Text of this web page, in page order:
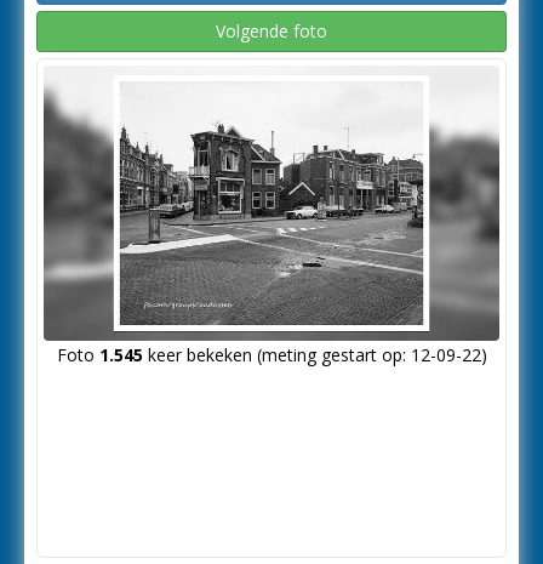
Volgende foto
Foto 1.545keer bekeken (meting gestart op: 12-09-22)